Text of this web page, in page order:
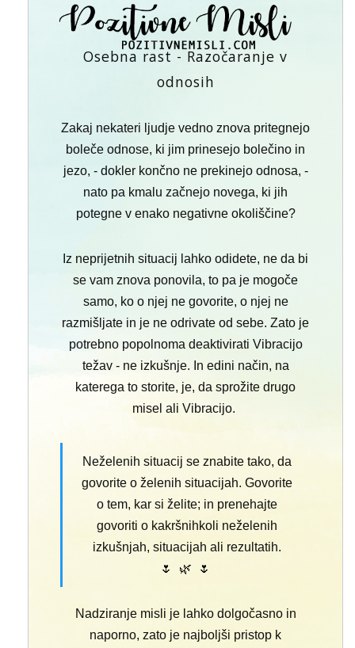
Osebna rast - Razočaranje v
odnosih
Zakaj nekateri ljudje vedno znova pritegnejo
boleče odnose, ki jim prinesejo bolečino in
jezo, - dokler končno ne prekinejo odnosa, -
nato pa kmalu začnejo novega, ki jih
potegne v enako negativne okoliščine?
Iz neprijetnih situacij lahko odidete, ne da bi
se vam znova ponovila, to pa je mogoče
samo, ko o njej ne govorite, o njej ne
razmišljate in je ne odrivate od sebe. Zato je
potrebno popolnoma deaktivirati Vibracijo
težav - ne izkušnje. In edini način, na
katerega to storite, je, da sprožite drugo
misel ali Vibracijo.
Neželenih situacij se znabite tako, da
govorite o želenih situacijah. Govorite
o tem, kar si želite; in prenehajte
govoriti o kakršnihkoli neželenih
izkušnjah, situacijah ali rezultatih.
🌷 🌿 🌷
Nadziranje misli je lahko dolgočasno in
naporno, zato je najboljši pristop k